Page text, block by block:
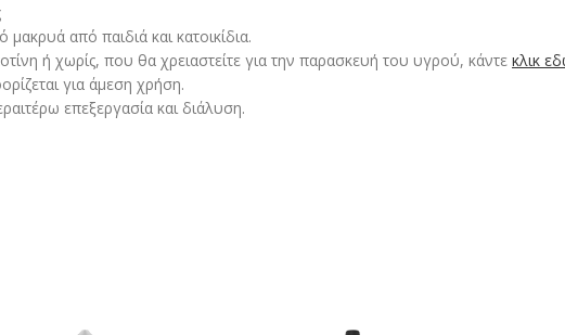
από παιδιά και κατοικίδια.
ή χωρίς, που θα χρειαστείτε για την παρασκευή του υγρού, κάντε κλικ
για άμεση χρήση.
επεξεργασία και διάλυση.